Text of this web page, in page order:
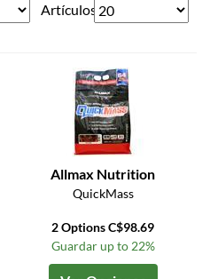
Artículos
Allmax Nutrition
QuickMass
2 Options C$98.69
Guardar up to 22%